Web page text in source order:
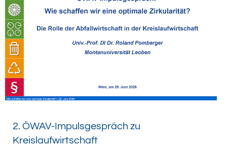
2. ÖWAV-Impulsgespräch zu
Kreislaufwirtschaft